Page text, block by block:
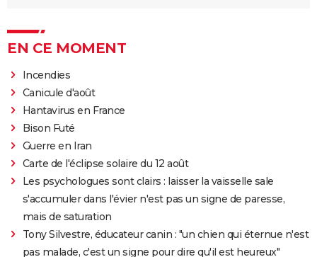
EN CE MOMENT
Incendies
Canicule d'août
Hantavirus en France
Bison Futé
Guerre en Iran
Carte de l'éclipse solaire du 12 août
Les psychologues sont clairs : laisser la vaisselle sale
s'accumuler dans l'évier n'est pas un signe de paresse,
mais de saturation
Tony Silvestre, éducateur canin : "un chien qui éternue n'est
pas malade, c'est un signe pour dire qu'il est heureux"